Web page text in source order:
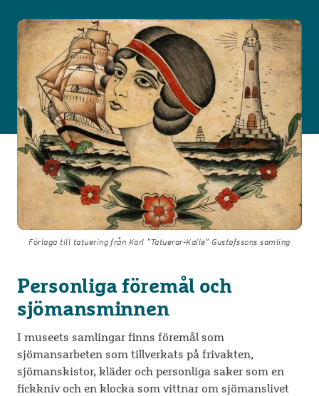
Förlaga till tatuering från Karl ”Tatuerar-Kalle” Gustafssons samling
Personliga föremål och
sjömansminnen
I museets samlingar finns föremål som
sjömansarbeten som tillverkats på frivakten,
sjömanskistor, kläder och personliga saker som en
fickkniv och en klocka som vittnar om sjömanslivet